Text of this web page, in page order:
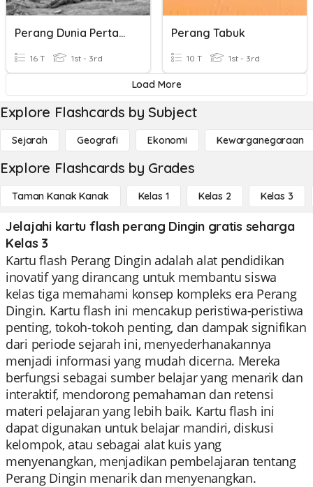
Perang Dunia Pertama
16 T 1st - 3rd
Perang Tabuk
10 T 1st - 3rd
Load More
Explore Flashcards by Subject
Sejarah Geografi Ekonomi Kewarganegaraan
Explore Flashcards by Grades
Taman Kanak Kanak Kelas 1 Kelas 2 Kelas 3
Jelajahi kartu flash perang Dingin gratis seharga
Kelas 3
Kartu flash Perang Dingin adalah alat pendidikan
inovatif yang dirancang untuk membantu siswa
kelas tiga memahami konsep kompleks era Perang
Dingin. Kartu flash ini mencakup peristiwa-peristiwa
penting, tokoh-tokoh penting, dan dampak signifikan
dari periode sejarah ini, menyederhanakannya
menjadi informasi yang mudah dicerna. Mereka
berfungsi sebagai sumber belajar yang menarik dan
interaktif, mendorong pemahaman dan retensi
materi pelajaran yang lebih baik. Kartu flash ini
dapat digunakan untuk belajar mandiri, diskusi
kelompok, atau sebagai alat kuis yang
menyenangkan, menjadikan pembelajaran tentang
Perang Dingin menarik dan menyenangkan.